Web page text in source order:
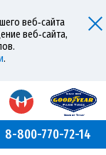
веб‑сайта
веб‑сайта,
.
8-800-770-72-14